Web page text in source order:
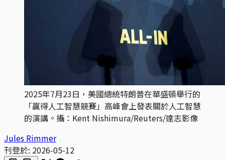
2025年7月23日，美國總統特朗普在華盛頓舉行的
「贏得人工智慧競賽」高峰會上發表關於人工智慧
的演講。攝：Kent Nishimura/Reuters/達志影像
Jules Rimmer
刊登於: 2026-05-12